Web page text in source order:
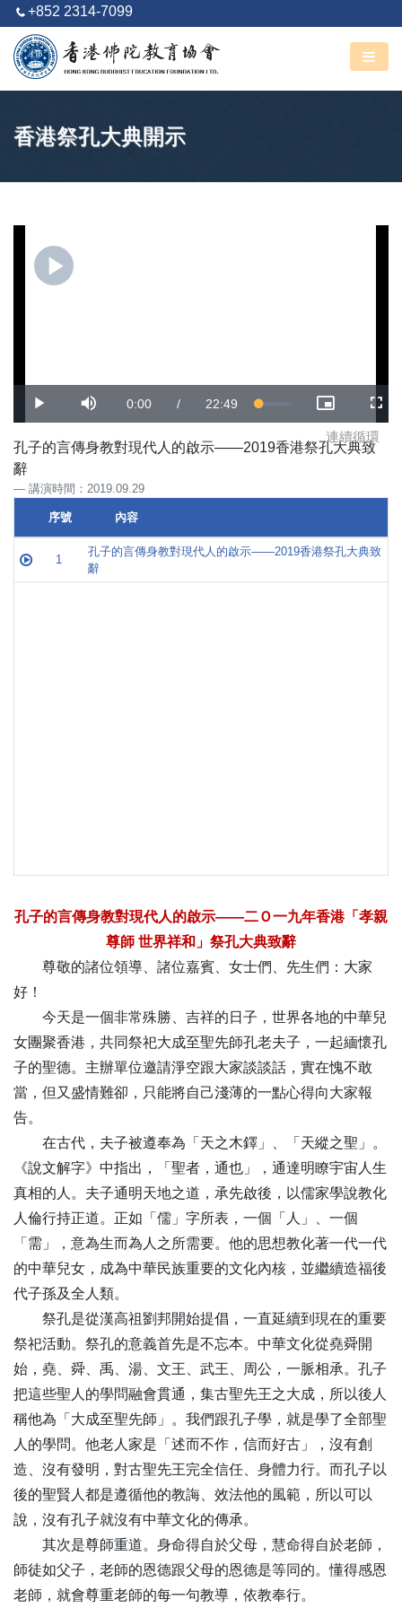
+852 2314-7099
香港祭孔大典開示
Play
Play Mute Current
Time
0:00 / Duration
22:49 Loaded
2.75%
Picture-
in-
Picture
連續循環
孔子的言傳身教對現代人的啟示——2019香港祭孔大典致
辭
講演時間：2019.09.29
序號 內容
序號 內容
1
孔子的言傳身教對現代人的啟示——2019香港祭孔大典致
辭
孔子的言傳身教對現代人的啟示——二Ｏ一九年香港「孝親
尊師 世界祥和」祭孔大典致辭
尊敬的諸位領導、諸位嘉賓、女士們、先生們：大家
好！
今天是一個非常殊勝、吉祥的日子，世界各地的中華兒
女團聚香港，共同祭祀大成至聖先師孔老夫子，一起緬懷孔
子的聖德。主辦單位邀請淨空跟大家談談話，實在愧不敢
當，但又盛情難卻，只能將自己淺薄的一點心得向大家報
告。
在古代，夫子被遵奉為「天之木鐸」、「天縱之聖」。
《說文解字》中指出，「聖者，通也」，通達明瞭宇宙人生
真相的人。夫子通明天地之道，承先啟後，以儒家學說教化
人倫行持正道。正如「儒」字所表，一個「人」、一個
「需」，意為生而為人之所需要。他的思想教化著一代一代
的中華兒女，成為中華民族重要的文化內核，並繼續造福後
代子孫及全人類。
祭孔是從漢高祖劉邦開始提倡，一直延續到現在的重要
祭祀活動。祭孔的意義首先是不忘本。中華文化從堯舜開
始，堯、舜、禹、湯、文王、武王、周公，一脈相承。孔子
把這些聖人的學問融會貫通，集古聖先王之大成，所以後人
稱他為「大成至聖先師」。我們跟孔子學，就是學了全部聖
人的學問。他老人家是「述而不作，信而好古」，沒有創
造、沒有發明，對古聖先王完全信任、身體力行。而孔子以
後的聖賢人都是遵循他的教誨、效法他的風範，所以可以
說，沒有孔子就沒有中華文化的傳承。
其次是尊師重道。身命得自於父母，慧命得自於老師，
師徒如父子，老師的恩德跟父母的恩德是等同的。懂得感恩
老師，就會尊重老師的每一句教導，依教奉行。